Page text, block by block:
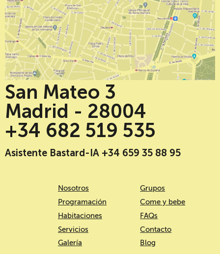
San Mateo 3
Madrid - 28004
+34 682 519 535
Asistente Bastard-IA +34 659 35 88 95
Nosotros
Programación
Habitaciones
Servicios
Galería
Grupos
Come y bebe
FAQs
Contacto
Blog